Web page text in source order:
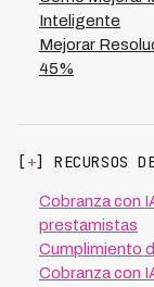
Inteligente
Mejorar
45%
[ +] RECURSOS
Cobranza con
prestamistas
Cumplimiento
Cobranza con